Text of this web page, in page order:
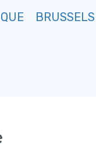
BRUSSELS